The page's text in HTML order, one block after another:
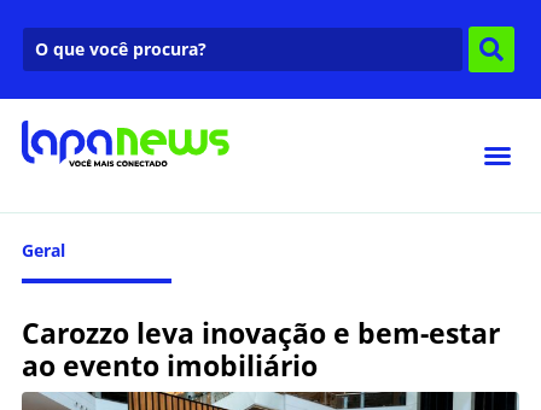
Geral
Carozzo leva inovação e bem-estar
ao evento imobiliário